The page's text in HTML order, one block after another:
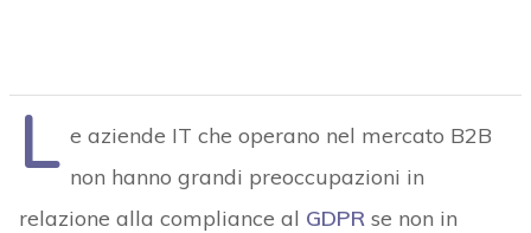
L e aziende IT che operano nel mercato B2B
non hanno grandi preoccupazioni in
relazione alla compliance al GDPRse non in